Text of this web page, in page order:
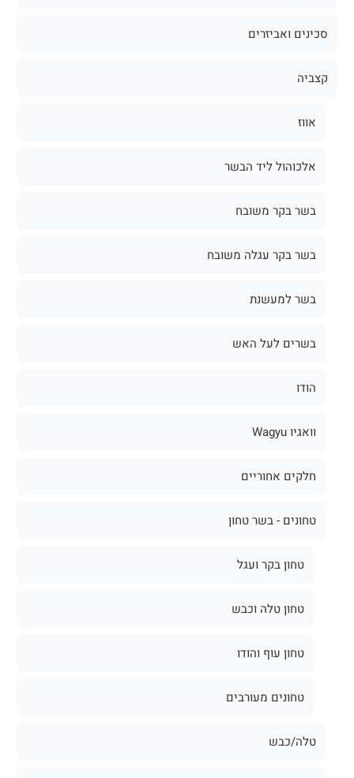
סכינים ואביזרים
קצביה
אווז
אלכוהול ליד הבשר
בשר בקר משובח
בשר בקר עגלה משובח
בשר למעשנת
בשרים לעל האש
הודו
וואגיו Wagyu
חלקים אחוריים
טחונים - בשר טחון
טחון בקר ועגל
טחון טלה וכבש
טחון עוף והודו
טחונים מעורבים
טלה/כבש